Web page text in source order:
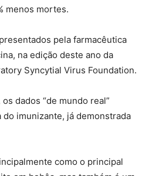
menos mortes.
pela farmacêutica
na edição deste ano da
Syncytial Virus Foundation.
dados “de mundo real”
imunizante, já demonstrada
como o principal